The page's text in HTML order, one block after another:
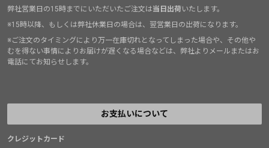
弊社営業日の15時までにいただいたご注文は当日出荷いたします。
※15時以降、もしくは弊社休業日の場合は、翌営業日の出荷になります。
※ご注文のタイミングにより万一在庫切れとなってしまった場合や、その他や
むを得ない事情によりお届けが遅くなる場合などは、弊社よりメールまたはお
電話にてお知らせします。
お支払いについて
クレジットカード